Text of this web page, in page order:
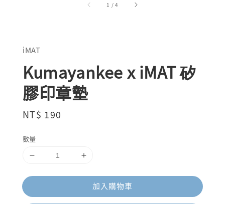
1 /4
iMAT
Kumayankee x iMAT 矽
膠印章墊
Regular
NT$ 190
數量
加入購物車